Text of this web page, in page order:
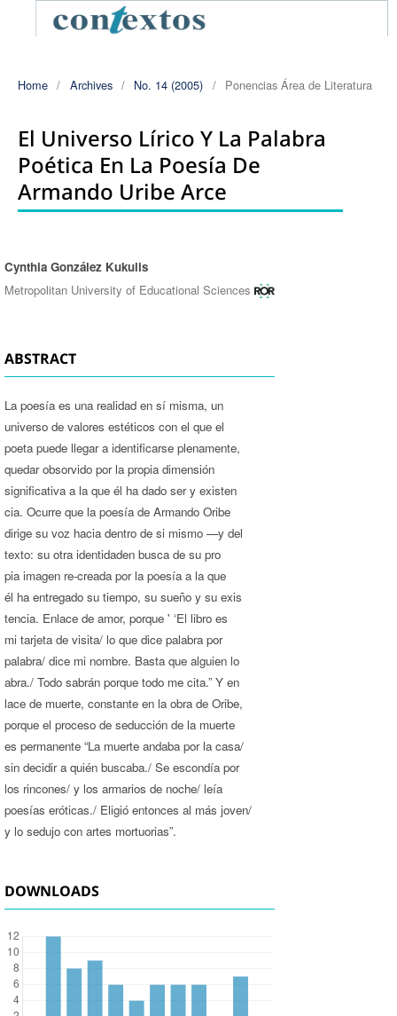
Home / Archives / No. 14 (2005) / Ponencias Área de Literatura
El Universo Lírico Y La Palabra
Poética En La Poesía De
Armando Uribe Arce
Authors
Cynthia González Kukulis
Metropolitan University of Educational Sciences
ABSTRACT
La poesía es una realidad en sí misma, un
universo de valores estéticos con el que el
poeta puede llegar a identificarse plenamente,
quedar obsorvido por la propia dimensión
significativa a la que él ha dado ser y existen­
cia. Ocurre que la poesía de Armando Oribe
dirige su voz hacia dentro de si mismo —y del
texto: su otra identidaden busca de su pro­
pia imagen re-creada por la poesía a la que
él ha entregado su tiempo, su sueño y su exis­
tencia. Enlace de amor, porque ' ‘El libro es
mi tarjeta de visita/ lo que dice palabra por
palabra/ dice mi nombre. Basta que alguien lo
abra./ Todo sabrán porque todo me cita.” Y en­
lace de muerte, constante en la obra de Oribe,
porque el proceso de seducción de la muerte
es permanente “La muerte andaba por la casa/
sin decidir a quién buscaba./ Se escondía por
los rincones/ y los armarios de noche/ leía
poesías eróticas./ Eligió entonces al más joven/
y lo sedujo con artes mortuorias”.
DOWNLOADS